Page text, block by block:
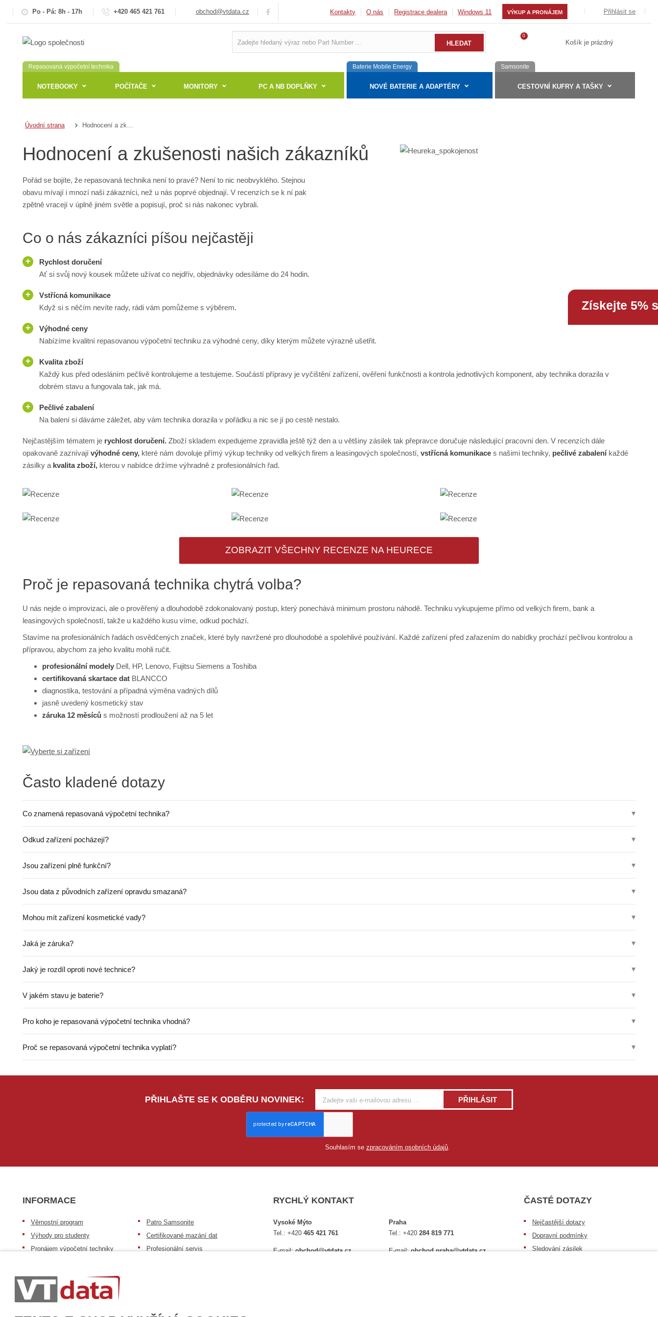
Po - Pá: 8h - 17h +420 465 421 761 obchod@vtdata.cz Kontakty O nás Registrace dealera Windows 11 VÝKUP A PRONÁJEM Přihlásit se
0
Košík je prázdný
Repasovaná výpočetní technika
NOTEBOOKY POČÍTAČE MONITORY PC A NB DOPLŇKY
Baterie Mobile Energy
NOVÉ BATERIE A ADAPTÉRY
Samsonite
CESTOVNÍ KUFRY A TAŠKY
Úvodní strana
Hodnocení a zkušenosti našich zákazníků
Pořád se bojíte, že repasovaná technika není to pravé? Není to nic neobvyklého. Stejnou
obavu mívají i mnozí naši zákazníci, než u nás poprvé objednají. V recenzích se k ní pak
zpětně vracejí v úplně jiném světle a popisují, proč si nás nakonec vybrali.
Co o nás zákazníci píšou nejčastěji
Rychlost doručení
Ať si svůj nový kousek můžete užívat co nejdřív, objednávky odesíláme do 24 hodin.
Vstřícná komunikace
Když si s něčím nevíte rady, rádi vám pomůžeme s výběrem.
Výhodné ceny
Nabízíme kvalitní repasovanou výpočetní techniku za výhodné ceny, díky kterým můžete výrazně ušetřit.
Kvalita zboží
Každý kus před odesláním pečlivě kontrolujeme a testujeme. Součástí přípravy je vyčištění zařízení, ověření funkčnosti a kontrola jednotlivých komponent, aby technika dorazila v
dobrém stavu a fungovala tak, jak má.
Pečlivé zabalení
Na balení si dáváme záležet, aby vám technika dorazila v pořádku a nic se jí po cestě nestalo.
Nejčastějším tématem je rychlost doručení. Zboží skladem expedujeme zpravidla ještě týž den a u většiny zásilek tak přepravce doručuje následující pracovní den. V recenzích dále
opakovaně zaznívajívýhodné ceny, které nám dovoluje přímý výkup techniky od velkých firem a leasingových společností, vstřícná komunikace s našimi techniky, pečlivé zabalení každé
zásilky a kvalita zboží, kterou v nabídce držíme výhradně z profesionálních řad.
ZOBRAZIT VŠECHNY RECENZE NA HEURECE
Proč je repasovaná technika chytrá volba?
U nás nejde o improvizaci, ale o prověřený a dlouhodobě zdokonalovaný postup, který ponechává minimum prostoru náhodě. Techniku vykupujeme přímo od velkých firem, bank a
leasingových společností, takže u každého kusu víme, odkud pochází.
Stavíme na profesionálních řadách osvědčených značek, které byly navržené pro dlouhodobé a spolehlivé používání. Každé zařízení před zařazením do nabídky prochází pečlivou kontrolou a
přípravou, abychom za jeho kvalitu mohli ručit.
profesionální modely Dell, HP, Lenovo, Fujitsu Siemens a Toshiba
certifikovaná skartace dat BLANCCO
diagnostika, testování a případná výměna vadných dílů
jasně uvedený kosmetický stav
záruka 12 měsícůs možností prodloužení až na 5 let
Často kladené dotazy
Co znamená repasovaná výpočetní technika?
Odkud zařízení pocházejí?
Jsou zařízení plně funkční?
Jsou data z původních zařízení opravdu smazaná?
Mohou mít zařízení kosmetické vady?
Jaká je záruka?
Jaký je rozdíl oproti nové technice?
V jakém stavu je baterie?
Pro koho je repasovaná výpočetní technika vhodná?
Proč se repasovaná výpočetní technika vyplatí?
PŘIHLAŠTE SE K ODBĚRU NOVINEK: PŘIHLÁSIT
Souhlasím se zpracováním osobních údajů.
INFORMACE
Věrnostní program
Výhody pro studenty
Pronájem výpočetní techniky
Patro repasovaná výpočetní
technika
Patro baterie mobile energy
Patro Samsonite
Certifikované mazání dat
Profesionální servis
Získejte 5%
RYCHLÝ KONTAKT
Vysoké Mýto
Tel.:+420465 421 761
E-mail:obchod@vtdata.cz
Praha
Tel.:+420284 819 771
E-mail:obchod.praha@vtdata.cz
ČASTÉ DOTAZY
Nejčastější dotazy
Dopravní podmínky
Sledování zásilek